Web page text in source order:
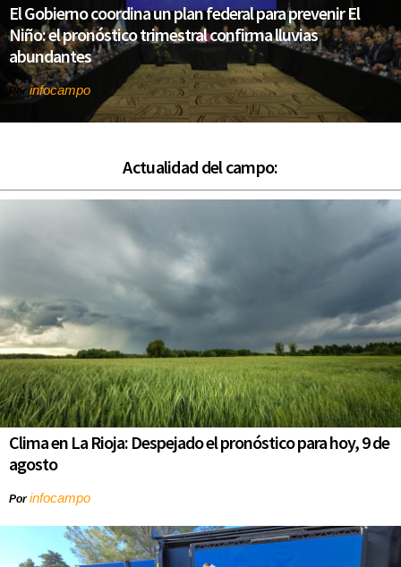
El Gobierno coordina un plan federal para prevenir El
Niño: el pronóstico trimestral confirma lluvias
abundantes
Por infocampo
Actualidad del campo:
Clima en La Rioja: Despejado el pronóstico para hoy, 9 de
agosto
Porinfocampo